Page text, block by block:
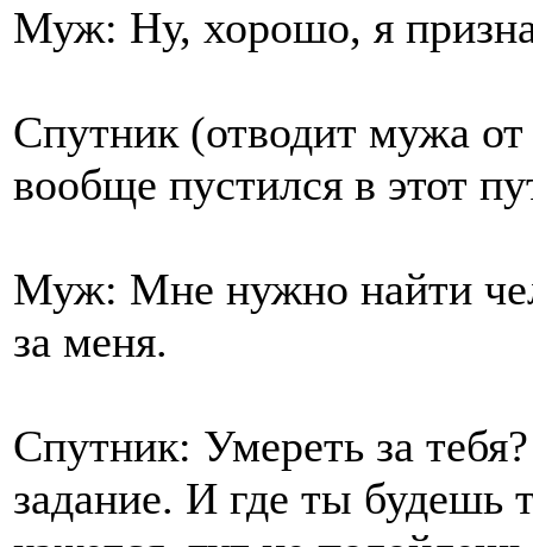
Муж: Ну, хорошо, я
Спутник (отводит мужа
вообще пустился в этот
Муж: Мне нужно найти
за меня.
Спутник: Умереть за
задание. И где ты будешь